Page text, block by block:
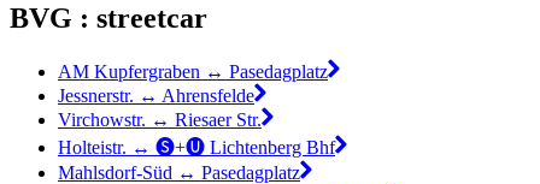
BVG : streetcar
AM Kupfergraben ↔︎ Pasedagplatz
Jessnerstr. ↔︎ Ahrensfelde
Virchowstr. ↔︎ Riesaer Str.
Holteistr. ↔︎ 🅢+🅤 Lichtenberg Bhf
Mahlsdorf-Süd ↔︎ Pasedagplatz